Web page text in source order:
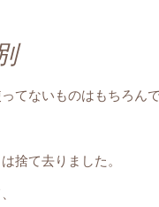
てないものはもちろんで
捨て去りました。